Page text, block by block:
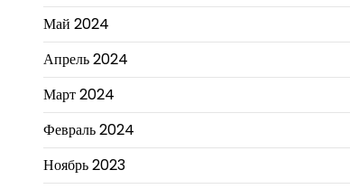
Май 2024
Апрель 2024
Март 2024
Февраль 2024
Ноябрь 2023